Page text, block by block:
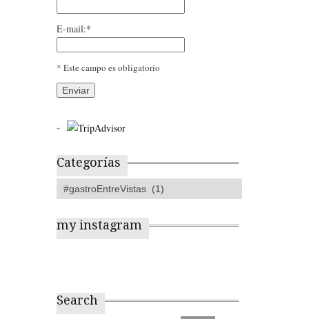
E-mail:*
* Este campo es obligatorio
Categorías
my instagram
Search